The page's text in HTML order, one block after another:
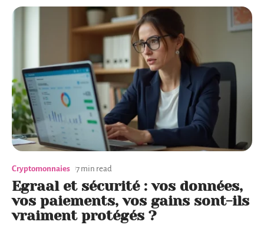
Cryptomonnaies 7 min read
Egraal et sécurité : vos données,
vos paiements, vos gains sont-ils
vraiment protégés ?